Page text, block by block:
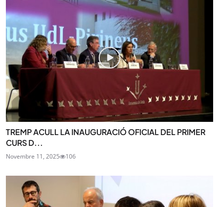
TREMP ACULL LA INAUGURACIÓ OFICIAL DEL PRIMER
CURS D...
Novembre 11, 2025 106